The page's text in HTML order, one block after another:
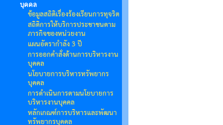
บุคคล
ข้อมูลสถิติเรื่องร้องเรียนการทุจริต
สถิติการให้บริการประชาชนตาม
ภารกิจของหน่วยงาน
แผนอัตรากำลัง 3 ปี
การออกคำสั่งด้านการบริหารงาน
บุคคล
นโยบายการบริหารทรัพยากร
บุคคล
การดำเนินการตามนโยบายการ
บริหารงานบุคคล
หลักเกณฑ์การบริหารและพัฒนา
ทรัพยากรบุคคล